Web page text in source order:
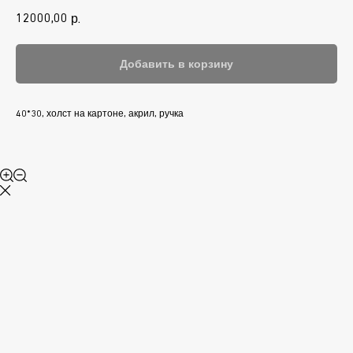
12000,00 р.
Добавить в корзину
40*30, холст на картоне, акрил, ручка